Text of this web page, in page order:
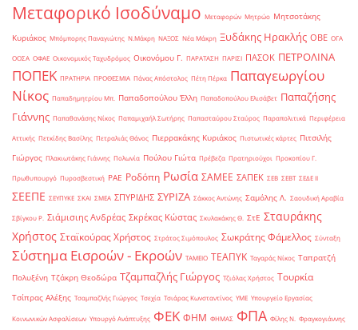
Μεταφορικό Ισοδύναμο Μεταφορών Μητρώο Μητσοτάκης
Κυριάκος Μπόμπορης Παναγιώτης Ν.Μάκρη ΝΑΞΟΣ Νέα Μάκρη Ξυδάκης Ηρακλής ΟΒΕ ΟΓΑ
ΟΟΣΑ ΟΦΑΕ Οικονομικός Ταχυδρόμος Οικονόμου Γ. ΠΑΡΑΤΑΣΗ ΠΑΡΙΣΙ ΠΑΣΟΚ ΠΕΤΡΟΛΙΝΑ
ΠΟΠΕΚ ΠΡΑΤΗΡΙΑ ΠΡΟΘΕΣΜΙΑ Πάνας Απόστολος Πέτη Πέρκα Παπαγεωργίου
Νίκος Παπαδημητρίου Μπ. Παπαδοπούλου Έλλη Παπαδοπούλου Ελισάβετ Παπαζήσης
Γιάννης Παπαθανάσης Νίκος Παπαμιχαήλ Σωτήρης Παπασταύρου Σταύρος Παραπολιτικά Περιφέρεια
Αττικής Πετκίδης Βασίλης Πετραλιάς Θάνος Πιερρακάκης Κυριάκος Πιστωτικές κάρτες Πιτσιλής
Γιώργος Πλακιωτάκης Γιάννης Πολωνία Πούλου Γιώτα Πρέβεζα Πρατηριούχοι Προκοπίου Γ.
Πρωθυπουργό Πυροσβεστική ΡΑΕ Ροδόπη Ρωσία ΣΑΜΕΕ ΣΑΠΕΚ ΣΕΒ ΣΕΒΤ ΣΕΔΕ ΙΙ
ΣΕΕΠΕ ΣΕΥΠΥΚΕ ΣΚΑΙ ΣΜΕΑ ΣΠΥΡΙΔΗΣ ΣΥΡΙΖΑ Σάκκος Αντώνης Σαμόλης Λ. Σαουδική Αραβία
Σβίγκου Ρ. Σιάμισιης Ανδρέας Σκρέκας Κώστας Σκυλακάκης Θ. ΣτΕ Σταυράκης
Χρήστος Σταϊκούρας Χρήστος Στράτος Σιμόπουλος Σωκράτης Φάμελλος Σύνταξη
Σύστημα Εισροών - Εκροών ΤΑΜΕΙΟ ΤΕΑΠΥΚ Ταγαράς Νίκος Ταπρατζή
Πολυξένη Τζάκρη Θεοδώρα Τζαμπαζλής Γιώργος Τζιόλας Χρήστος Τουρκία
Τσίπρας Αλέξης Τσαμπαζλής Γιώργος Τσεχία Τσιάρας Κωνσταντίνος ΥΜΕ Υπουργείο Εργασίας
Κοινωνικών Ασφαλίσεων Υπουργό Ανάπτυξης ΦΕΚ ΦΗΜ ΦΗΜΑΣ ΦΠΑ Φίλης Ν. Φραγκογιάννης